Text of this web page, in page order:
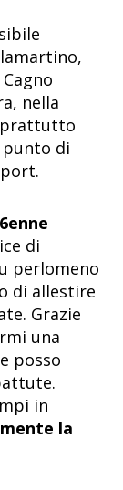
nella
di
di
perlomeno
di allestire
Grazie
una
posso
in
la